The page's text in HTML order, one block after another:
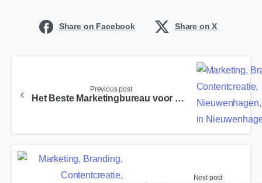
Share on Facebook Share on X
Previous post
Het Beste Marketingbureau voor Peel en Maas
Next post